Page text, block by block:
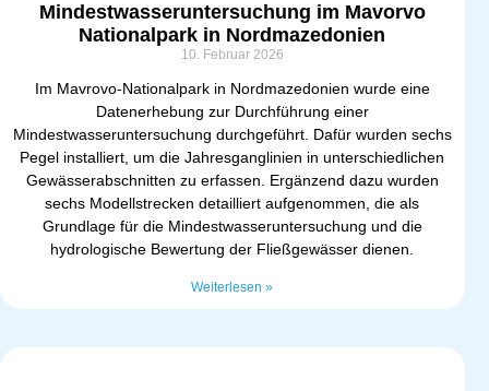
Mindestwasseruntersuchung im Mavorvo
Nationalpark in Nordmazedonien
10. Februar 2026
Im Mavrovo-Nationalpark in Nordmazedonien wurde eine
Datenerhebung zur Durchführung einer
Mindestwasseruntersuchung durchgeführt. Dafür wurden sechs
Pegel installiert, um die Jahresganglinien in unterschiedlichen
Gewässerabschnitten zu erfassen. Ergänzend dazu wurden
sechs Modellstrecken detailliert aufgenommen, die als
Grundlage für die Mindestwasseruntersuchung und die
hydrologische Bewertung der Fließgewässer dienen.
Weiterlesen »